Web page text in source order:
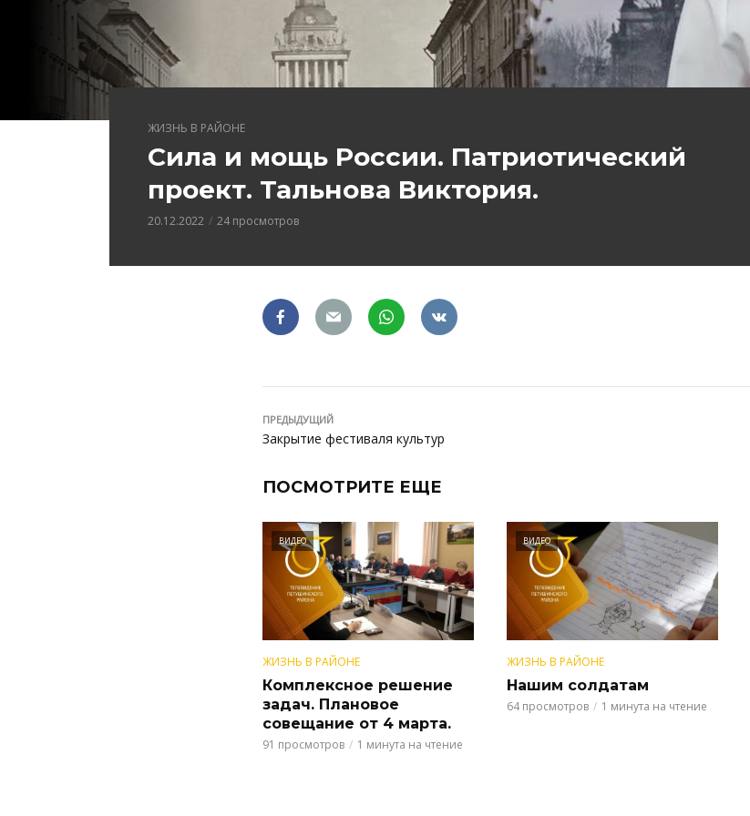
ЖИЗНЬ В РАЙОНЕ
Сила и мощь России. Патриотический
проект. Тальнова Виктория.
20.12.2022 24 просмотров
ПРЕДЫДУЩИЙ
Закрытие фестиваля культур
ПОСМОТРИТЕ ЕЩЕ
ВИДЕО
ЖИЗНЬ В РАЙОНЕ
Комплексное решение
задач. Плановое
совещание от 4 марта.
91 просмотров 1 минута на чтение
ВИДЕО
ЖИЗНЬ В РАЙОНЕ
Нашим солдатам
64 просмотров 1 минута на чтение